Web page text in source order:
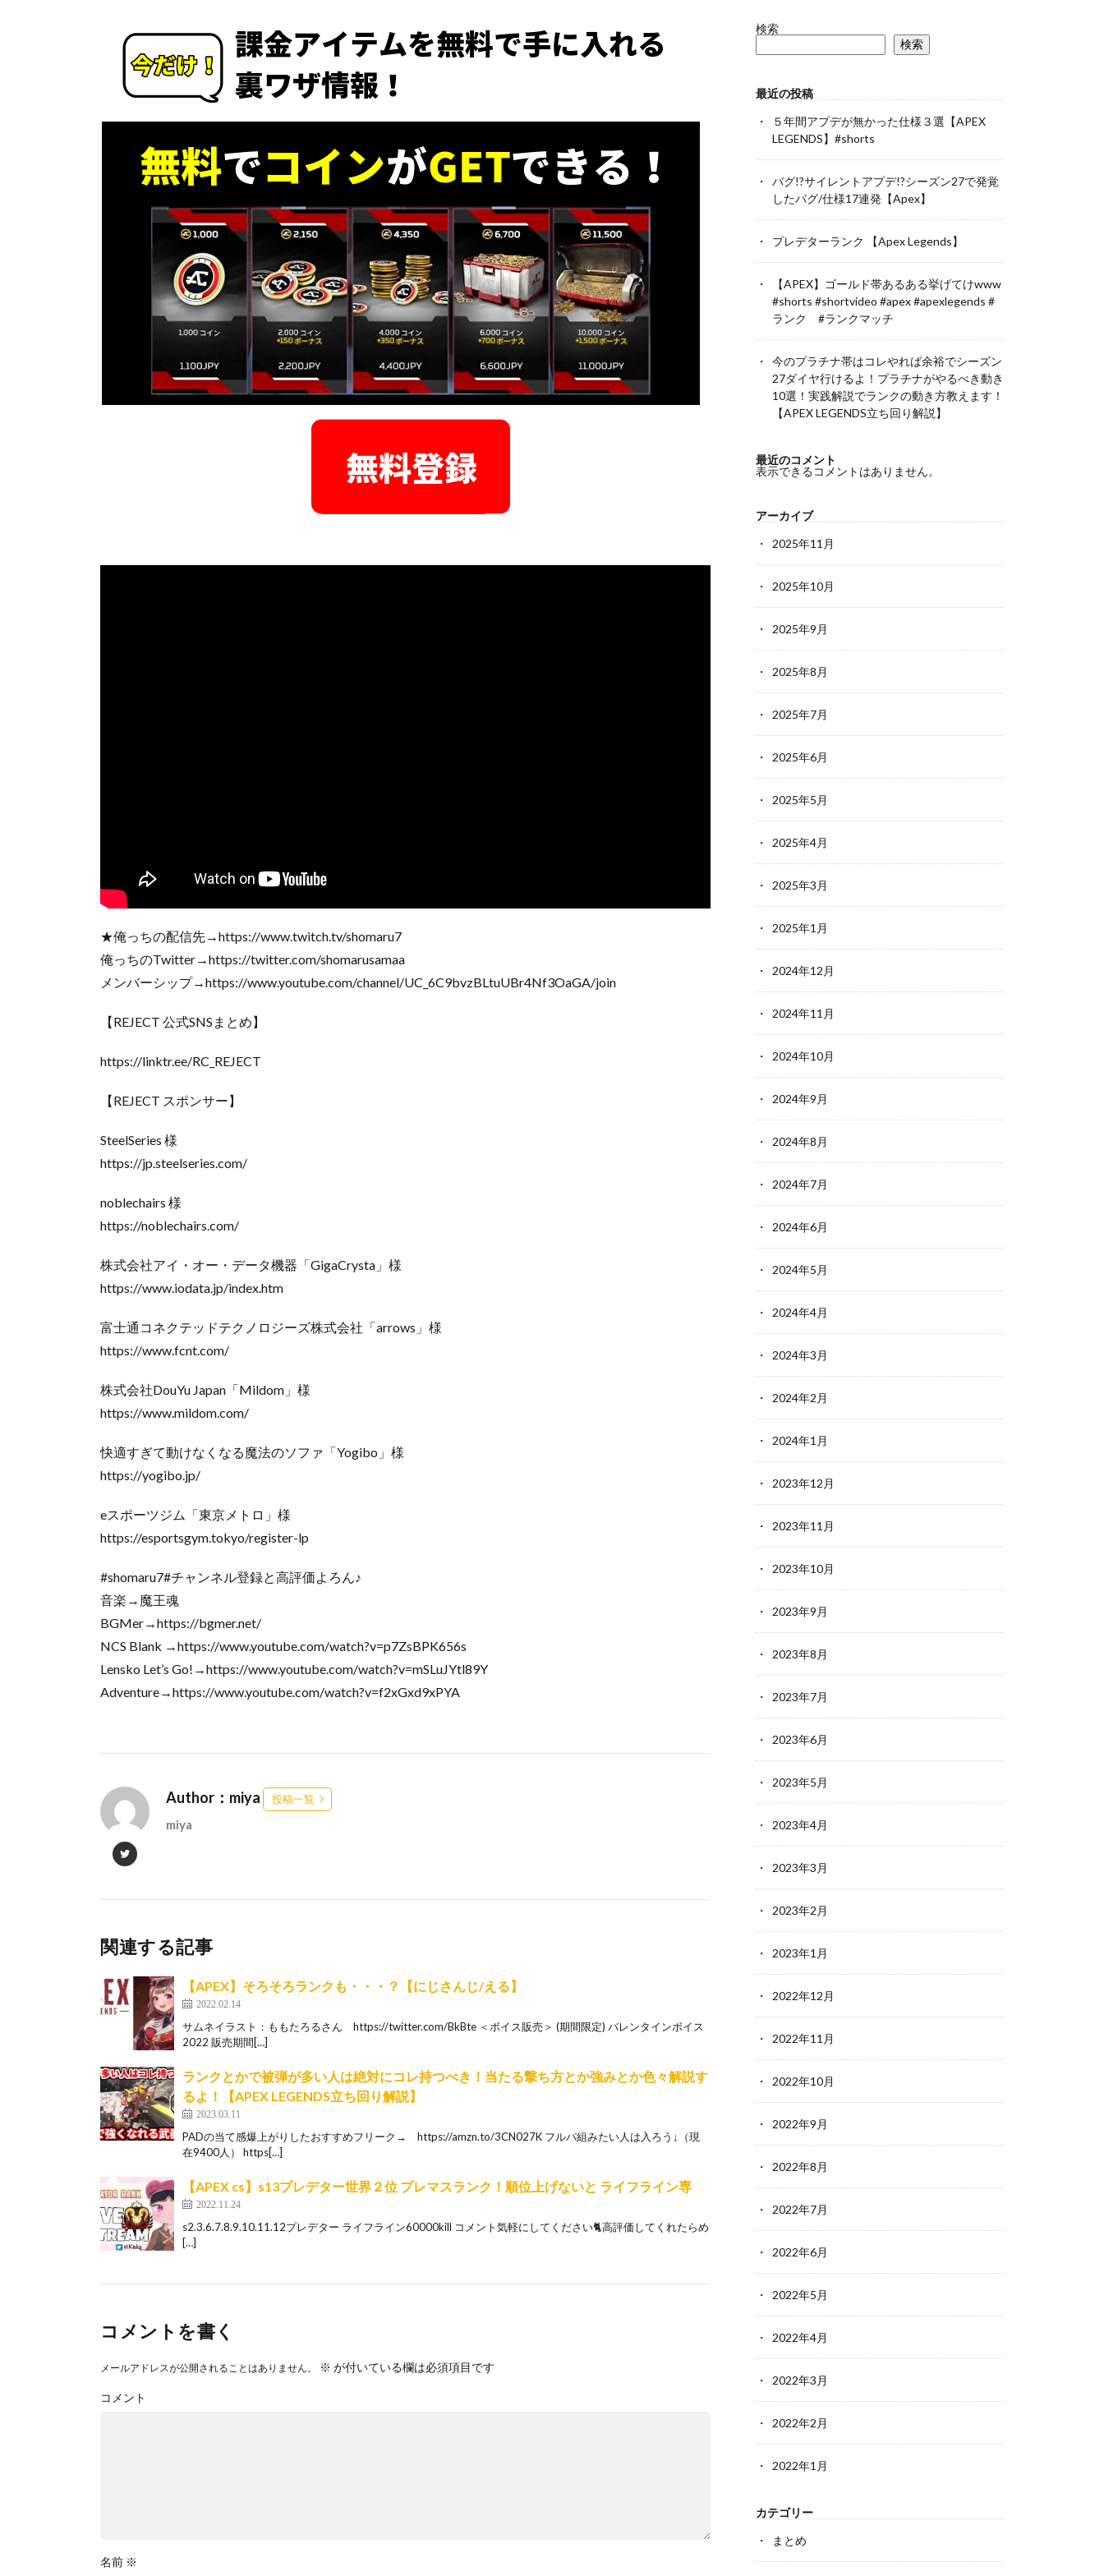
★俺っちの配信先→https://www.twitch.tv/shomaru7
俺っちのTwitter→https://twitter.com/shomarusamaa
メンバーシップ→https://www.youtube.com/channel/UC_6C9bvzBLtuUBr4Nf3OaGA/join
【REJECT 公式SNSまとめ】
https://linktr.ee/RC_REJECT
【REJECT スポンサー】
SteelSeries 様
https://jp.steelseries.com/
noblechairs 様
https://noblechairs.com/
株式会社アイ・オー・データ機器「GigaCrysta」様
https://www.iodata.jp/index.htm
富士通コネクテッドテクノロジーズ株式会社「arrows」様
https://www.fcnt.com/
株式会社DouYu Japan「Mildom」様
https://www.mildom.com/
快適すぎて動けなくなる魔法のソファ「Yogibo」様
https://yogibo.jp/
eスポーツジム「東京メトロ」様
https://esportsgym.tokyo/register-lp
#shomaru7#チャンネル登録と高評価よろん♪
音楽→魔王魂
BGMer→https://bgmer.net/
NCS Blank →https://www.youtube.com/watch?v=p7ZsBPK656s
Lensko Let’s Go!→https://www.youtube.com/watch?v=mSLuJYtl89Y
Adventure→https://www.youtube.com/watch?v=f2xGxd9xPYA
Author：miya 投稿一覧
miya
関連する記事
【APEX】そろそろランクも・・・？【にじさんじ/える】
2022.02.14
サムネイラスト：ももたろるさん https://twitter.com/BkBte ＜ボイス販売＞ (期間限定) バレンタインボイス
2022 販売期間[…]
ランクとかで被弾が多い人は絶対にコレ持つべき！当たる撃ち方とか強みとか色々解説す
るよ！【APEX LEGENDS立ち回り解説】
2023.03.11
PADの当て感爆上がりしたおすすめフリーク→ https://amzn.to/3CN027K フルパ組みたい人は入ろう↓（現
在9400人） https[…]
【APEX cs】s13プレデター世界２位 プレマスランク！順位上げないと ライフライン専
2022.11.24
s2.3.6.7.8.9.10.11.12プレデター ライフライン60000kill コメント気軽にしてください🐈高評価してくれたらめ
[…]
コメントを書く
メールアドレスが公開されることはありません。 ※ が付いている欄は必須項目です
コメント
名前 ※
検索
検索
最近の投稿
５年間アプデが無かった仕様３選【APEX
LEGENDS】#shorts
バグ!?サイレントアプデ!?シーズン27で発覚
したバグ/仕様17連発【Apex】
プレデターランク 【Apex Legends】
【APEX】ゴールド帯あるある挙げてけwww
#shorts #shortvideo #apex #apexlegends #
ランク #ランクマッチ
今のプラチナ帯はコレやれば余裕でシーズン
27ダイヤ行けるよ！プラチナがやるべき動き
10選！実践解説でランクの動き方教えます！
【APEX LEGENDS立ち回り解説】
最近のコメント
表示できるコメントはありません。
アーカイブ
2025年11月
2025年10月
2025年9月
2025年8月
2025年7月
2025年6月
2025年5月
2025年4月
2025年3月
2025年1月
2024年12月
2024年11月
2024年10月
2024年9月
2024年8月
2024年7月
2024年6月
2024年5月
2024年4月
2024年3月
2024年2月
2024年1月
2023年12月
2023年11月
2023年10月
2023年9月
2023年8月
2023年7月
2023年6月
2023年5月
2023年4月
2023年3月
2023年2月
2023年1月
2022年12月
2022年11月
2022年10月
2022年9月
2022年8月
2022年7月
2022年6月
2022年5月
2022年4月
2022年3月
2022年2月
2022年1月
カテゴリー
まとめ